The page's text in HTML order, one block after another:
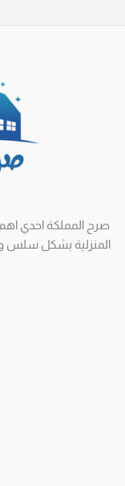
صرح المملكة احدي
المنزلية بشكل سلس